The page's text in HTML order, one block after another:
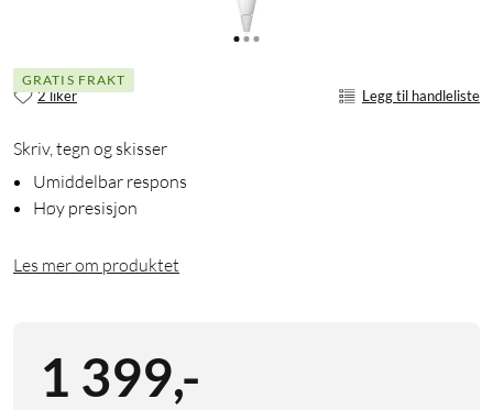
GRATIS FRAKT
2 liker Legg til handleliste
Skriv, tegn og skisser
Umiddelbar respons
Høy presisjon
Les mer om produktet
1 399,-